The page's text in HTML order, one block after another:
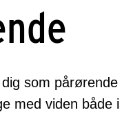
som
med viden både i